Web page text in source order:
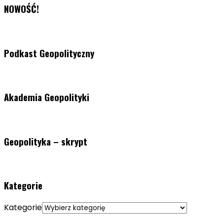
NOWOŚĆ!
Podkast Geopolityczny
Akademia Geopolityki
Geopolityka – skrypt
Kategorie
Kategorie